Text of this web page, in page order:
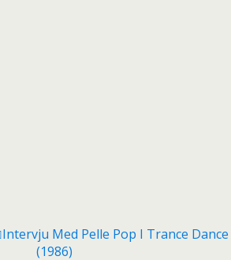
Intervju Med Pelle Pop I Trance Dance
(1986)